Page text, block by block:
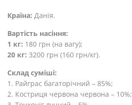
Країна: Данія.
Вартість насіння:
1 кг: 180 грн (на вагу);
20 кг: 3200 грн (160 грн/кг).
Склад суміші:
1. Райграс багаторічний – 85%;
2. Костриця червона червона – 10%;